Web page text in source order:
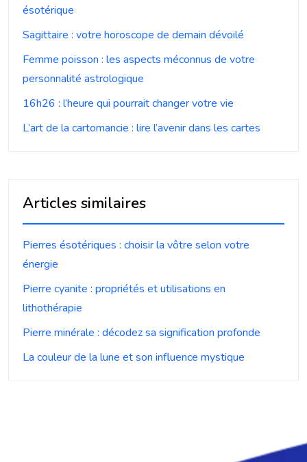
ésotérique
Sagittaire : votre horoscope de demain dévoilé
Femme poisson : les aspects méconnus de votre
personnalité astrologique
16h26 : l’heure qui pourrait changer votre vie
L’art de la cartomancie : lire l’avenir dans les cartes
Articles similaires
Pierres ésotériques : choisir la vôtre selon votre
énergie
Pierre cyanite : propriétés et utilisations en
lithothérapie
Pierre minérale : décodez sa signification profonde
La couleur de la lune et son influence mystique